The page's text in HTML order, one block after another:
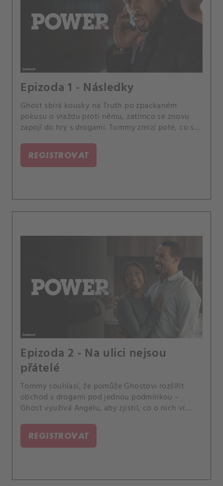
Epizoda 1 - Následky
Ghost sbírá kousky na Truth po zpackaném
pokusu o vraždu proti němu, zatímco se znovu
zapojí do hry s drogami. Tommy zmizí poté, co se
REGISTROVAT
Epizoda 2 - Na ulici nejsou
přátelé
Tommy souhlasí, že pomůže Ghostovi rozšířit
obchod s drogami pod jednou podmínkou –
Ghost využívá Angelu, aby zjistil, co o nich ví.
překvapením.
REGISTROVAT